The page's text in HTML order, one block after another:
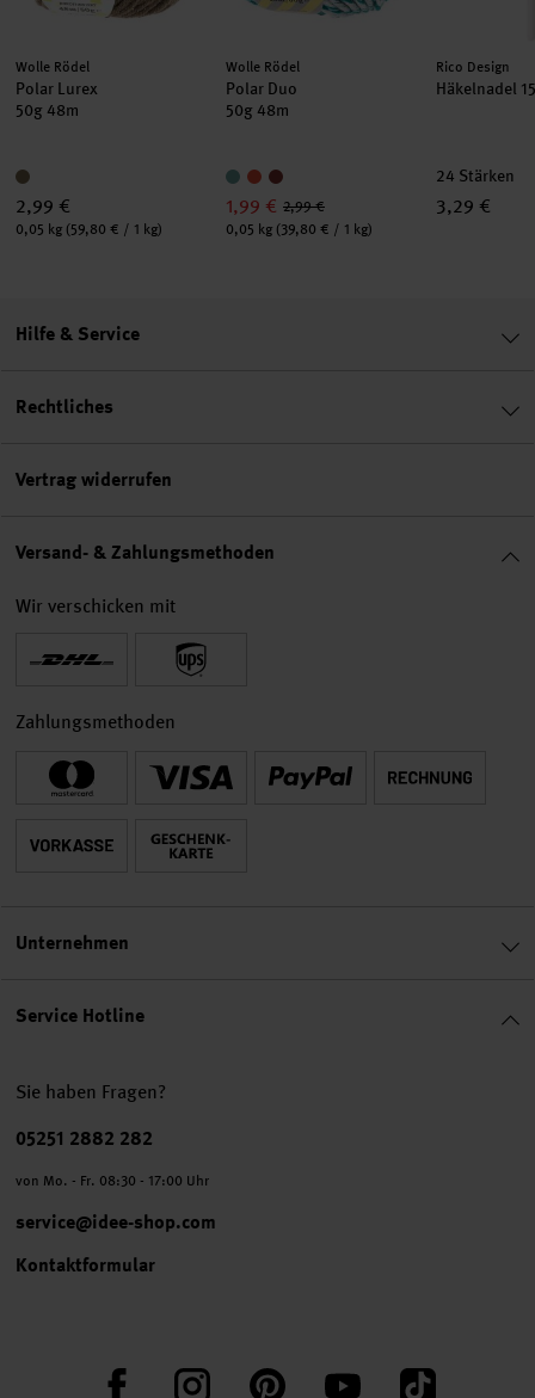
Hersteller:
Wolle Rödel
Polar Lurex
50g 48m
2,99 €
Inhalt:
0,05 kg (59,80 € / 1 kg)
Hersteller:
Wolle Rödel
Polar Duo
50g 48m
1,99 € 2,99 €
Inhalt:
0,05 kg (39,80 € / 1 kg)
Hersteller:
Rico Design
Häkelnadel
24 Stärken
3,29 €
Service Hotline
Sie haben Fragen?
Telefonnummer
05251 2882 282
von Mo. - Fr. 08:30 - 17:00 Uhr
service@idee-shop.com
Kontaktformular
FacebookInstagram PinterestYouTube TikTok
Hilfe & Service
Rechtliches
Vertrag widerrufen
Versand- & Zahlungsmethoden
Wir verschicken mit
Zahlungsmethoden
Unternehmen